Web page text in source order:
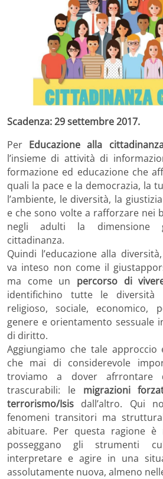
Scadenza: 29 settembre 2017.
Per Educazione alla
l’insieme di attività di
formazione ed educazione che
quali la pace e la democrazia, la
l’ambiente, le diversità, la
e che sono volte a rafforzare nei
negli adulti la dimensione
cittadinanza.
Quindi l’educazione alla
va inteso non come il
ma come un percorso di
identifichino tutte le
religioso, sociale, economico,
genere e orientamento sessuale
di diritto.
Aggiungiamo che tale
che mai di considerevole
troviamo a dover afrrontare
trascurabili: le migrazioni
terrorismo/Isis dall’altro. Qui
fenomeni transitori ma
abituare. Per questa ragione è
posseggano gli strumenti
interpretare e agire in una
assolutamente nuova, almeno